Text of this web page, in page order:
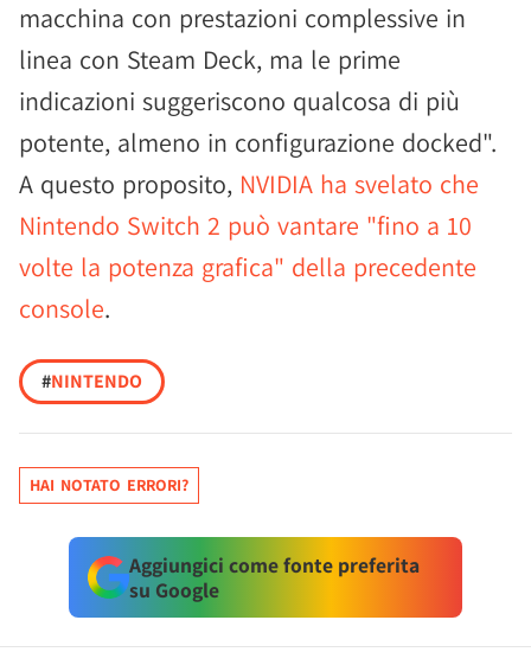
macchina con prestazioni complessive in
linea con Steam Deck, ma le prime
indicazioni suggeriscono qualcosa di più
potente, almeno in configurazione docked".
A questo proposito, NVIDIA ha svelato che
Nintendo Switch 2 può vantare "fino a 10
volte la potenza grafica" della precedente
console.
#NINTENDO
HAI NOTATO ERRORI?
Aggiungici come fonte preferita
su Google